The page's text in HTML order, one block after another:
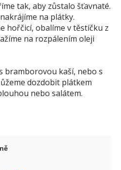
tak, aby zůstalo šťavnaté.
na plátky.
hořčicí, obalíme v těstíčku z
na rozpálením oleji
bramborovou kaší, nebo s
dozdobit plátkem
nebo salátem.